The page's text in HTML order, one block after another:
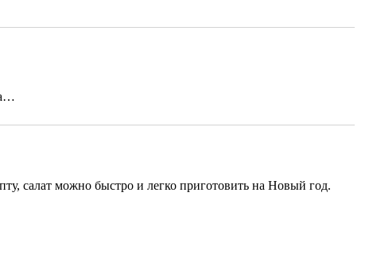
салат можно быстро и легко приготовить на Новый год.